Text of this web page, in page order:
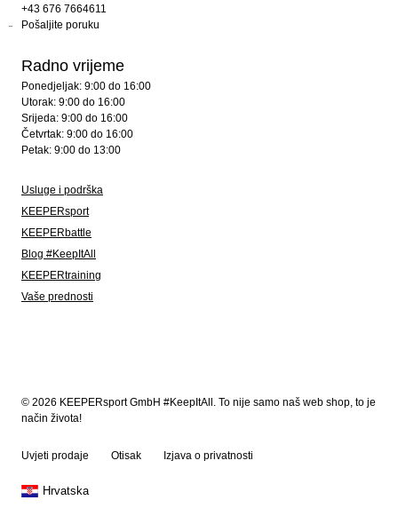
+43 676 7664611
Pošaljite poruku
Radno vrijeme
Ponedjeljak: 9:00 do 16:00
Utorak: 9:00 do 16:00
Srijeda: 9:00 do 16:00
Četvrtak: 9:00 do 16:00
Petak: 9:00 do 13:00
Usluge i podrška
KEEPERsport
KEEPERbattle
Blog #KeepItAll
KEEPERtraining
Vaše prednosti
© 2026 KEEPERsport GmbH #KeepItAll. To nije samo naš web shop, to je
način života!
Uvjeti prodaje Otisak Izjava o privatnosti
Hrvatska